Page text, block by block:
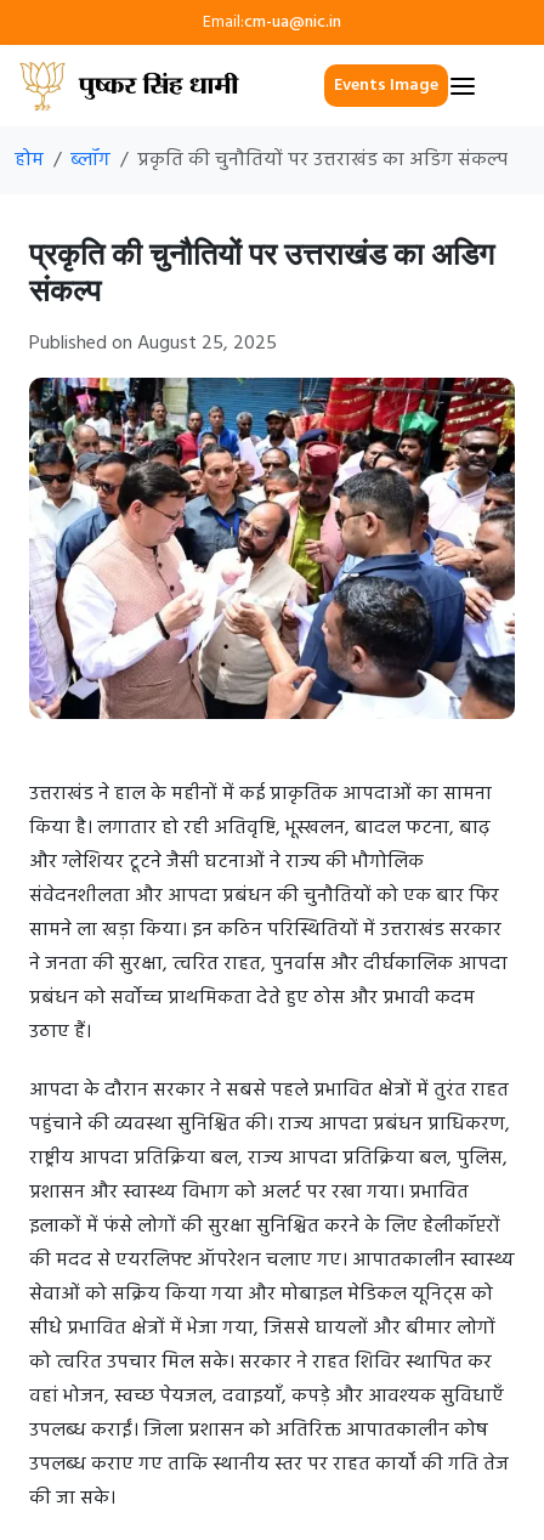
Email:cm-ua@nic.in
Events Image
होम ब्लॉग प्रकृति की चुनौतियों पर उत्तराखंड का अडिग संकल्प
प्रकृति की चुनौतियों पर उत्तराखंड का अडिग
संकल्प
Published on August 25, 2025
उत्तराखंड ने हाल के महीनों में कई प्राकृतिक आपदाओं का सामना
किया है। लगातार हो रही अतिवृष्टि, भूस्खलन, बादल फटना, बाढ़
और ग्लेशियर टूटने जैसी घटनाओं ने राज्य की भौगोलिक
संवेदनशीलता और आपदा प्रबंधन की चुनौतियों को एक बार फिर
सामने ला खड़ा किया। इन कठिन परिस्थितियों में उत्तराखंड सरकार
ने जनता की सुरक्षा, त्वरित राहत, पुनर्वास और दीर्घकालिक आपदा
प्रबंधन को सर्वोच्च प्राथमिकता देते हुए ठोस और प्रभावी कदम
उठाए हैं।
आपदा के दौरान सरकार ने सबसे पहले प्रभावित क्षेत्रों में तुरंत राहत
पहुंचाने की व्यवस्था सुनिश्चित की। राज्य आपदा प्रबंधन प्राधिकरण,
राष्ट्रीय आपदा प्रतिक्रिया बल, राज्य आपदा प्रतिक्रिया बल, पुलिस,
प्रशासन और स्वास्थ्य विभाग को अलर्ट पर रखा गया। प्रभावित
इलाकों में फंसे लोगों की सुरक्षा सुनिश्चित करने के लिए हेलीकॉप्टरों
की मदद से एयरलिफ्ट ऑपरेशन चलाए गए। आपातकालीन स्वास्थ्य
सेवाओं को सक्रिय किया गया और मोबाइल मेडिकल यूनिट्स को
सीधे प्रभावित क्षेत्रों में भेजा गया, जिससे घायलों और बीमार लोगों
को त्वरित उपचार मिल सके। सरकार ने राहत शिविर स्थापित कर
वहां भोजन, स्वच्छ पेयजल, दवाइयाँ, कपड़े और आवश्यक सुविधाएँ
उपलब्ध कराईं। जिला प्रशासन को अतिरिक्त आपातकालीन कोष
उपलब्ध कराए गए ताकि स्थानीय स्तर पर राहत कार्यों की गति तेज
की जा सके।